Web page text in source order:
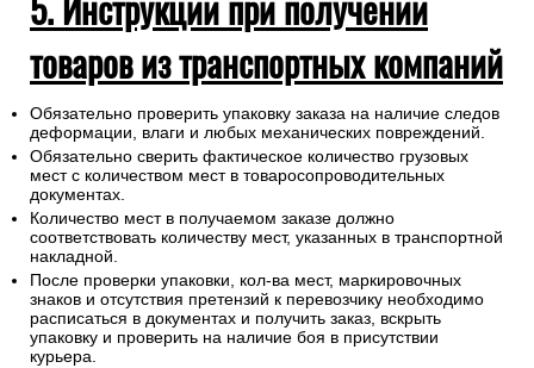
товаров из транспортных компаний
Обязательно проверить упаковку заказа на наличие следов
деформации, влаги и любых механических повреждений.
Обязательно сверить фактическое количество грузовых
мест с количеством мест в товаросопроводительных
документах.
Количество мест в получаемом заказе должно
соответствовать количеству мест, указанных в транспортной
накладной.
После проверки упаковки, кол-ва мест, маркировочных
знаков и отсутствия претензий к перевозчику необходимо
расписаться в документах и получить заказ, вскрыть
упаковку и проверить на наличие боя в присутствии
курьера.